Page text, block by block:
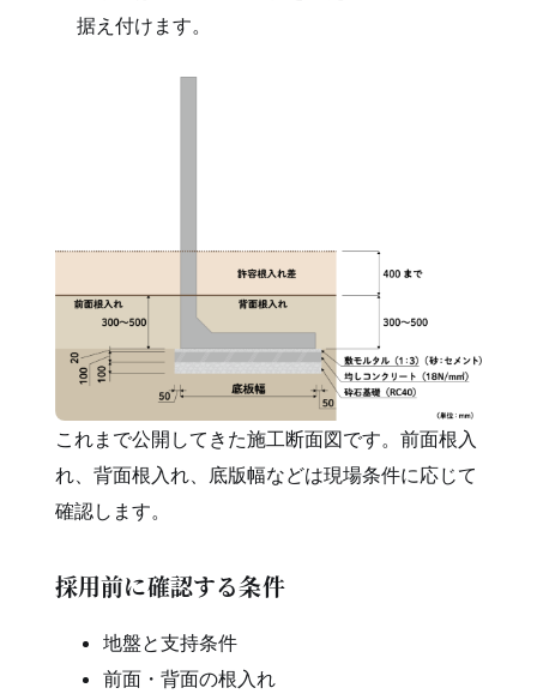
据え付けます。
これまで公開してきた施工断面図です。前面根入
れ、背面根入れ、底版幅などは現場条件に応じて
確認します。
採用前に確認する条件
地盤と支持条件
前面・背面の根入れ